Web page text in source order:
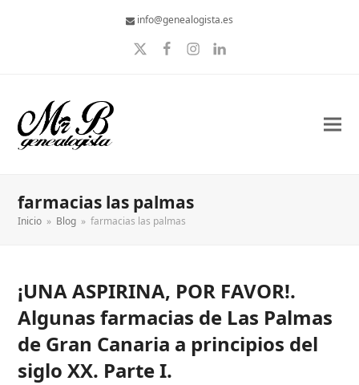
info@genealogista.es
TwitterFacebook
Instagram
LinkedIn
farmacias las palmas
Inicio » Blog » farmacias las palmas
¡UNA ASPIRINA, POR FAVOR!.
Algunas farmacias de Las Palmas
de Gran Canaria a principios del
siglo XX. Parte I.